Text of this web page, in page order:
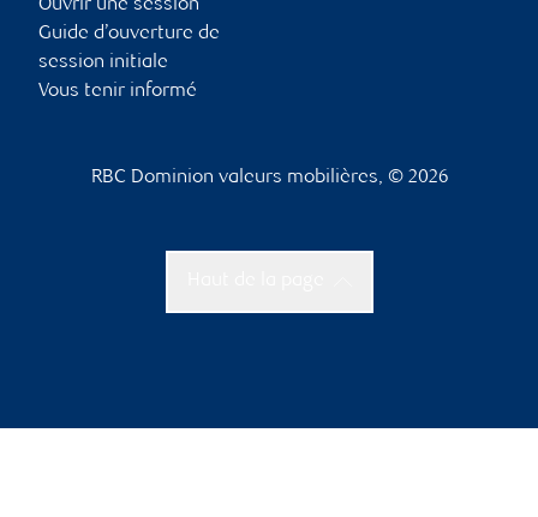
Ouvrir une session
Guide d’ouverture de
session initiale
Vous tenir informé
RBC Dominion valeurs mobilières, © 2026